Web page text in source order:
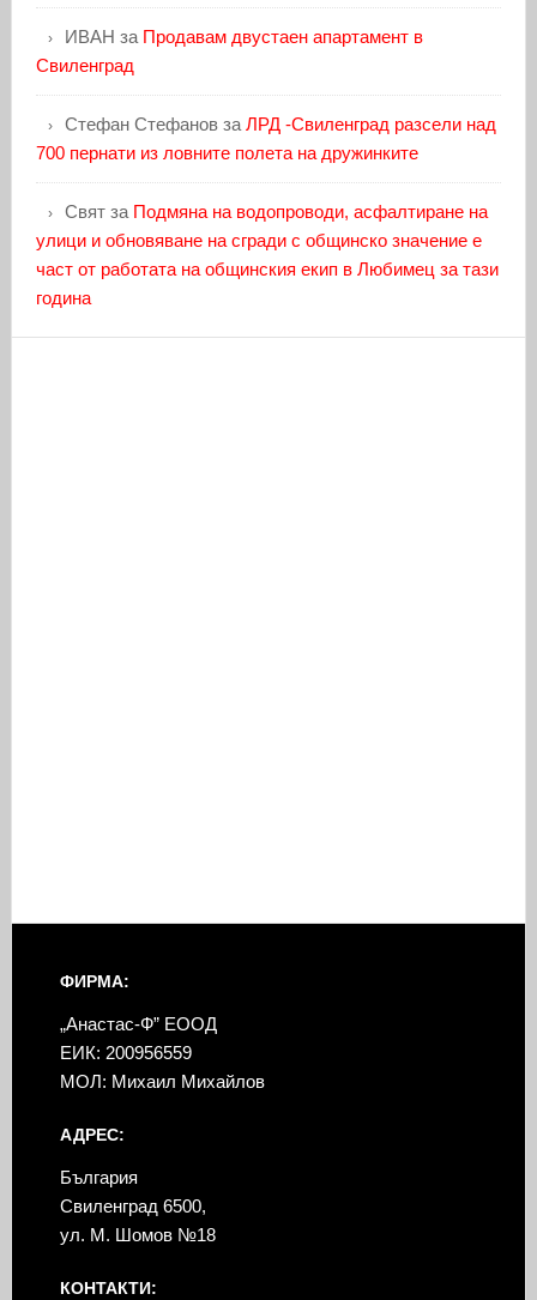
ИВАН за Продавам двустаен апартамент в
Свиленград
Стефан Стефановза ЛРД -Свиленград разсели над
700 пернати из ловните полета на дружинките
Святза Подмяна на водопроводи, асфалтиране на
улици и обновяване на сгради с общинско значение е
част от работата на общинския екип в Любимец за тази
година
ФИРМА:
„Анастас-Ф” ЕООД
ЕИК: 200956559
МОЛ: Михаил Михайлов
АДРЕС:
България
Свиленград 6500,
ул. М. Шомов №18
КОНТАКТИ: